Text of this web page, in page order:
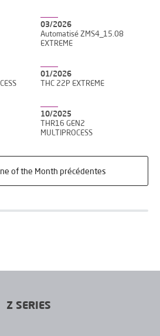
03/2026
Automatisé ZMS4_15.08
EXTREME
01/2026
THC 22P EXTREME
10/2025
THR16 GEN2
MULTIPROCESS
of the Month précédentes
Z SERIES